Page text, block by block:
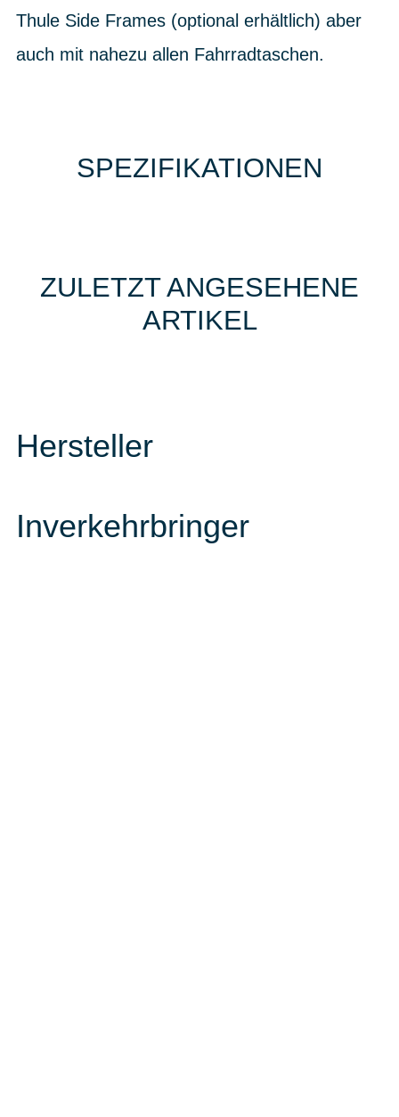
Thule Side Frames (optional erhältlich) aber
auch mit nahezu allen Fahrradtaschen.
SPEZIFIKATIONEN
ZULETZT ANGESEHENE
ARTIKEL
Hersteller
Inverkehrbringer